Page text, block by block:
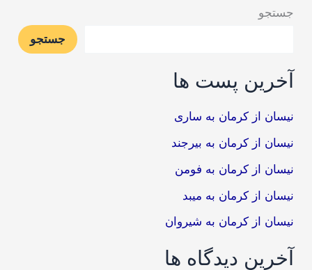
جستجو
جستجو
آخرین پست ها
نیسان از کرمان به ساری
نیسان از کرمان به بیرجند
نیسان از کرمان به فومن
نیسان از کرمان به میبد
نیسان از کرمان به شیروان
آخرین دیدگاه ها